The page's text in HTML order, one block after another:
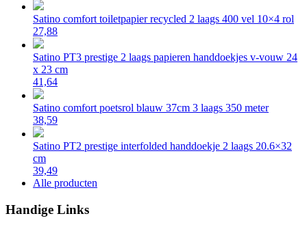
Satino comfort toiletpapier recycled 2 laags 400 vel 10×4 rol
27,88
Satino PT3 prestige 2 laags papieren handdoekjes v-vouw 24
x 23 cm
41,64
Satino comfort poetsrol blauw 37cm 3 laags 350 meter
38,59
Satino PT2 prestige interfolded handdoekje 2 laags 20.6×32
cm
39,49
Alle producten
Handige Links